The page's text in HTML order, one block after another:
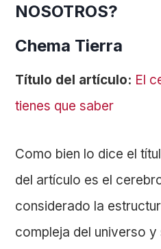
NOSOTROS?
Chema Tierra
Título del artículo: El
tienes que saber
Como bien lo dice el
del artículo es el
considerado la
compleja del universo